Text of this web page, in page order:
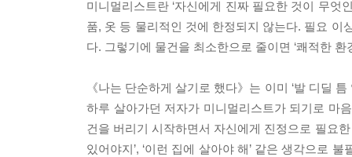
미니멀리스트란 ‘자신에게 진짜 필요한 것이 무엇
품, 옷 등 물리적인 것에 한정되지 않는다. 필요 이
다. 그렇기에 물건을 최소한으로 줄이면 ‘쾌적한 환
《나는 단순하게 살기로 했다》는 이미 ‘발 디딜
하루 살아가던 저자가 미니멀리스트가 되기로 마
건을 버리기 시작하면서 자신에게 진정으로 필요
있어야지’, ‘이런 집에 살아야 해’ 같은 생각으로